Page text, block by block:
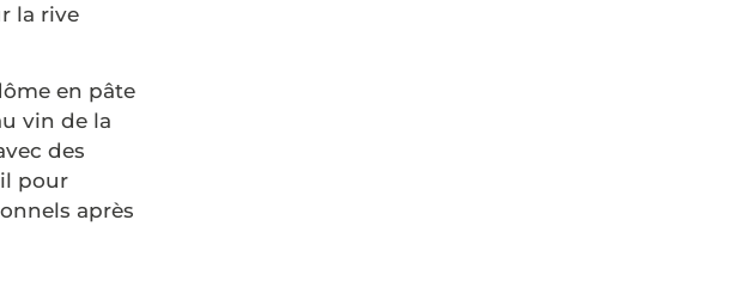
la rive
en pâte
vin de la
des
pour
après